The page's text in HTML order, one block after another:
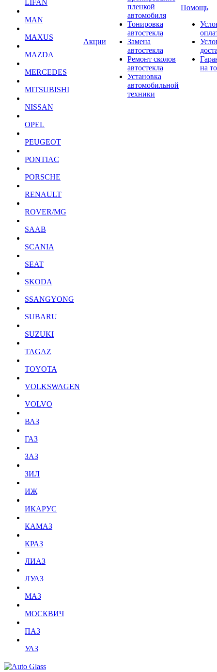
LIFAN
MAN
MAXUS
MAZDA
MERCEDES
MITSUBISHI
NISSAN
OPEL
PEUGEOT
PONTIAC
PORSCHE
RENAULT
ROVER/MG
SAAB
SCANIA
SEAT
SKODA
SSANGYONG
SUBARU
SUZUKI
TAGAZ
TOYOTA
VOLKSWAGEN
VOLVO
ВАЗ
ГАЗ
ЗАЗ
ЗИЛ
ИЖ
ИКАРУС
КАМАЗ
КРАЗ
ЛИАЗ
ЛУАЗ
МАЗ
МОСКВИЧ
ПАЗ
УАЗ
Акции
пленкой
автомобиля
Тонировка
автостекла
Замена
автостекла
Ремонт сколов
автостекла
Установка
автомобильной
техники
Помощь
на